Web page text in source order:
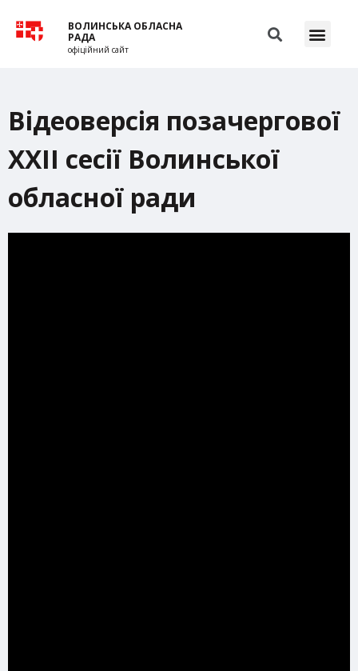
ВОЛИНСЬКА ОБЛАСНА
РАДА
офіційний сайт
Відеоверсія позачергової
ХХІІ сесії Волинської
обласної ради